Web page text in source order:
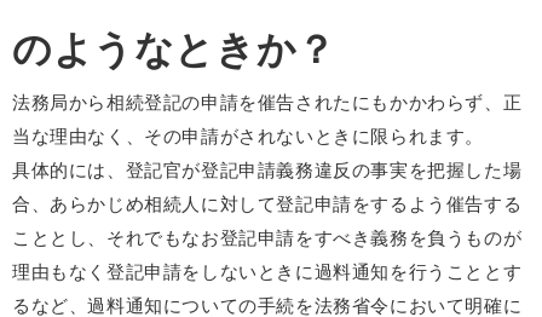
のようなときか？
法務局から相続登記の申請を催告されたにもかかわらず、正
当な理由なく、その申請がされないときに限られます。
具体的には、登記官が登記申請義務違反の事実を把握した場
合、あらかじめ相続人に対して登記申請をするよう催告する
こととし、それでもなお登記申請をすべき義務を負うものが
理由もなく登記申請をしないときに過料通知を行うこととす
るなど、過料通知についての手続を法務省令において明確に